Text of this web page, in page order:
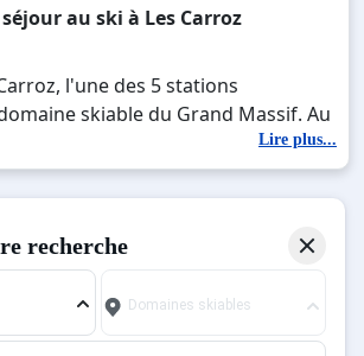
au ski à Les Carroz
l'une des 5 stations
skiable du Grand Massif. Au
de Haute-Savoie, on peut apercevoir
et du Grand Massif, entre elles
fabuleux, des forêts, des
lac Léman et au Mont-Blanc. Les
domaine skiable plein de
et de contrastes.
Lire plus...
recherche
Domaines skiables